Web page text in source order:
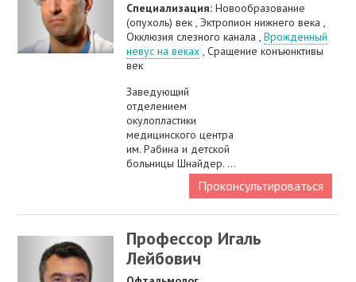
Специализация:Новообразование
(опухоль) век , Эктропион нижнего века ,
Окклюзия слезного канала ,Врожденный
невус на веках , Сращение конъюнктивы
век
Заведующий
отделением
окулопластики
медицинского центра
им. Рабина и детской
больницы Шнайдер. ...
Проконсультироваться
Профессор Игаль
Лейбович